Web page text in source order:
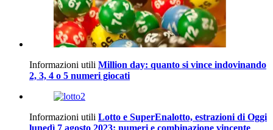
Informazioni utili Million day: quanto si vince indovinando
2, 3, 4 o 5 numeri giocati
Informazioni utili Lotto e SuperEnalotto, estrazioni di Oggi
lunedì 7 agosto 2023: numeri e combinazione vincente